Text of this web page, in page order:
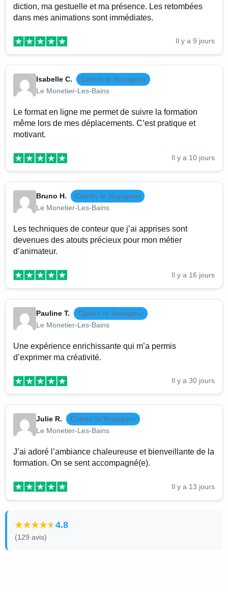
diction, ma gestuelle et ma présence. Les retombées
dans mes animations sont immédiates.
Il y a 9 jours
Isabelle C.
Cantin le Voyageur
Le Monetier-Les-Bains
Le format en ligne me permet de suivre la formation
même lors de mes déplacements. C’est pratique et
motivant.
Il y a 10 jours
Bruno H.
Cantin le Voyageur
Le Monetier-Les-Bains
Les techniques de conteur que j’ai apprises sont
devenues des atouts précieux pour mon métier
d’animateur.
Il y a 16 jours
Pauline T.
Cantin le Voyageur
Le Monetier-Les-Bains
Une expérience enrichissante qui m’a permis
d’exprimer ma créativité.
Il y a 30 jours
Julie R.
Cantin le Voyageur
Le Monetier-Les-Bains
J’ai adoré l’ambiance chaleureuse et bienveillante de la
formation. On se sent accompagné(e).
Il y a 13 jours
4.8
(129 avis)